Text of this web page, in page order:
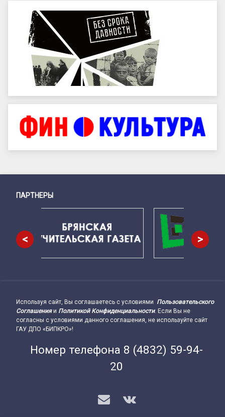
Снизу
ПАРТНЕРЫ
< >
Подвал сайта → влево
Используя сайт, Вы соглашаетесь с условиями Пользовательского
Соглашенияи Политикой Конфиденциальности. Если Вы не
согласны с условиями данного соглашения, не используйте сайт
ГАУ ДПО «БИПКРО»!
Номер телефона 8 (4832) 59-94-
20
E-mail
VK